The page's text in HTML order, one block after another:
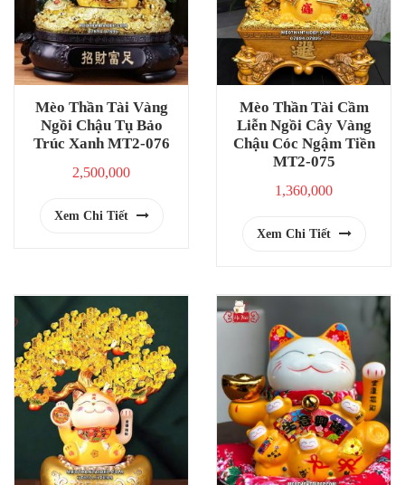
Mèo Thần Tài Vàng
Ngồi Chậu Tụ Bảo
Trúc Xanh MT2-076
2,500,000
Xem Chi Tiết
Mèo Thần Tài Cầm
Liễn Ngồi Cây Vàng
Chậu Cóc Ngậm Tiền
MT2-075
1,360,000
Xem Chi Tiết